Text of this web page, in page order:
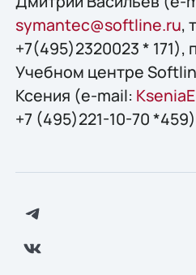
symantec@softline.ru,
+7(495)2320023 * 171),
Учебном центре
Ксения (e-mail:
+7 (495)221-10-70